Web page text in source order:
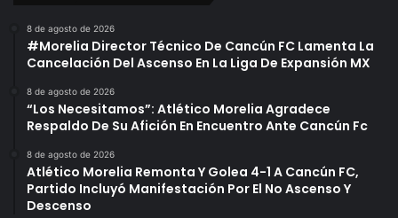
8 de agosto de 2026
#Morelia Director Técnico De Cancún FC Lamenta La
Cancelación Del Ascenso En La Liga De Expansión MX
8 de agosto de 2026
“Los Necesitamos”: Atlético Morelia Agradece
Respaldo De Su Afición En Encuentro Ante Cancún Fc
8 de agosto de 2026
Atlético Morelia Remonta Y Golea 4-1 A Cancún FC,
Partido Incluyó Manifestación Por El No Ascenso Y
Descenso